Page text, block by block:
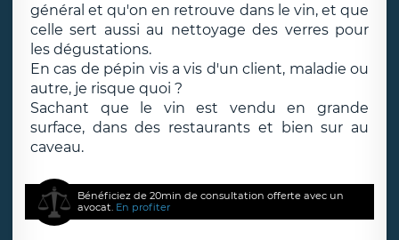
général et qu'on en retrouve dans le vin, et que
celle sert aussi au nettoyage des verres pour
les dégustations.
En cas de pépin vis a vis d'un client, maladie ou
autre, je risque quoi ?
Sachant que le vin est vendu en grande
surface, dans des restaurants et bien sur au
caveau.
Bénéficiez de 20min de consultation offerte avec un
avocat. En profiter